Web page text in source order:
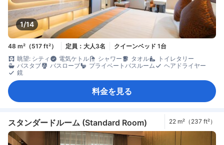
1/14
48 m²（517 ft²） 定員：大人3名
クイーンベッド 1台
眺望: シティ
電気ケトル シャワー タオル
トイレタリー
バスタブ
バスローブ プライベートバスルーム
ヘアドライヤー
鏡
料金を見る
スタンダードルーム (Standard Room) 22 m²（237 ft²）